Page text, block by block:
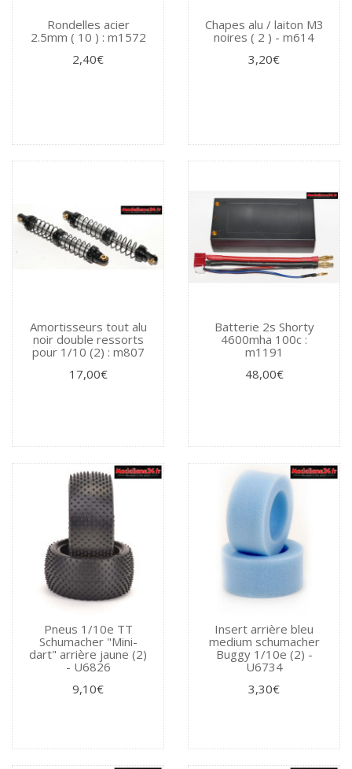
Rondelles acier
2.5mm ( 10 ) : m1572
2,40€
Chapes alu / laiton M3
noires ( 2 ) - m614
3,20€
Amortisseurs tout alu
noir double ressorts
pour 1/10 (2) : m807
17,00€
Batterie 2s Shorty
4600mha 100c :
m1191
48,00€
Pneus 1/10e TT
Schumacher "Mini-
dart" arrière jaune (2)
- U6826
9,10€
Insert arrière bleu
medium schumacher
Buggy 1/10e (2) -
U6734
3,30€